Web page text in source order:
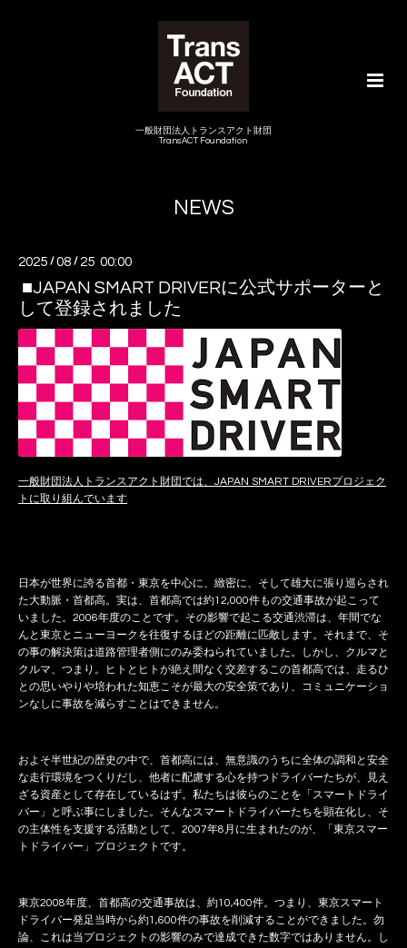
一般財団法人トランスアクト財団
TransACT Foundation
NEWS
2025 /08 / 25 00:00
■JAPAN SMART DRIVERに公式サポーターと
して登録されました
一般財団法人トランスアクト財団では、JAPAN SMART DRIVERプロジェク
トに取り組んでいます
日本が世界に誇る首都・東京を中心に、緻密に、そして雄大に張り巡らされ
た大動脈・首都高。実は、首都高では約12,000件もの交通事故が起こって
いました。2006年度のことです。その影響で起こる交通渋滞は、年間でな
んと東京とニューヨークを往復するほどの距離に匹敵します。それまで、そ
の事の解決策は道路管理者側にのみ委ねられていました。しかし、クルマと
クルマ、つまり。ヒトとヒトが絶え間なく交差するこの首都高では、走るひ
との思いやりや培われた知恵こそが最大の安全策であり、コミュニケーショ
ンなしに事故を減らすことはできません。
およそ半世紀の歴史の中で、首都高には、無意識のうちに全体の調和と安全
な走行環境をつくりだし、他者に配慮する心を持つドライバーたちが、見え
ざる資産として存在しているはず。私たちは彼らのことを「スマートドライ
バー」と呼ぶ事にしました。そんなスマートドライバーたちを顕在化し、そ
の主体性を支援する活動として、2007年8月に生まれたのが、「東京スマー
トドライバー」プロジェクトです。
東京2008年度、首都高の交通事故は、約10,400件。つまり、東京スマート
ドライバー発足当時から約1,600件の事故を削減することができました。勿
論、これは当プロジェクトの影響のみで達成できた数字ではありません。し